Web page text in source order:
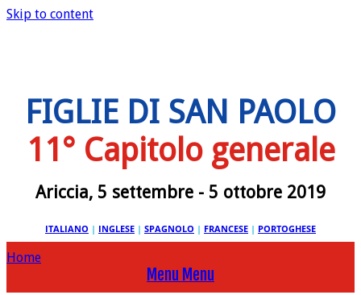
Skip to content
FIGLIE DI SAN PAOLO
11° Capitolo generale
Ariccia, 5 settembre - 5 ottobre 2019
ITALIANO | INGLESE | SPAGNOLO | FRANCESE | PORTOGHESE
Home
Menu Menu